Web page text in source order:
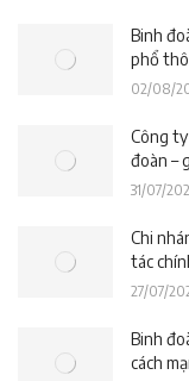
Binh
phổ
02/08/
Công
đoàn – giao lưu
án
31/07/
Chi
tác
Ngày
27/07/
Binh
cách